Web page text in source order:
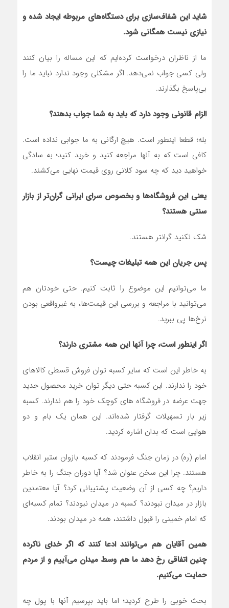
شاید این شفاف‌سازی برای دستگاه‌های مربوطه ایجاد شده و
نیازی نیست همگانی شود.
ما از ناظران درخواست کرده‌ایم که این مساله را بیان کنند
ولی کسی جواب نمی‌دهد. اگر مشکلی وجود ندارد نباید ما را
بی‌پاسخ بگذارند.
الزام قانونی وجود دارد که باید به شما جواب بدهند؟
بله؛ قطعا اینطور است. هیچ ارگانی به ما جوابی نداده است.
کافی است که به آنها مراجعه کنید و خرید کنید؛ به سادگی
خواهید دید که چه سود کلانی روی قیمت نهایی می‌کشند.
یعنی این فروشگاه‌ها و بخصوص سرای ایرانی گران‌تر از بازار
سنتی هستند؟
شک نکنید گرانتر هستند.
پس جریان این همه تبلیغات چیست؟
ما می‌توانیم این موضوع را ثابت کنیم. حتی خودتان هم
می‌توانید با مراجعه و بررسی این قیمت‌ها، به غیرواقعی بودن
نرخ‌ها پی ببرید.
اگر اینطور است، چرا آنها این همه مشتری دارند؟
به خاطر این است که سایر کسبه توان فروش قسطی کالاهای
خود را ندارند. این کسبه حتی دیگر توان خرید محصول جدید
جهت عرضه در فروشگاه های کوچک خود را هم ندارند. کسبه
زیر بار تسهیلات گرفتار شده‌اند. این همان یک بام و دو
هوایی است که بدان اشاره کردید.
امام (ره) در زمان جنگ فرمودند که کسبه بازوان ستبر انقلاب
هستند. چرا این سخن عنوان شد؟ آیا دوران جنگ را به خاطر
داریم؟ چه کسی از آن وضعیت پشتیبانی کرد؟ آیا معتمدین
بازار در میدان نبودند؟ کسبه در میدان نبودند؟ تمام کسبه‌ای
که امام خمینی را قبول داشتند، همه در میدان بودند.
همین آقایان هم می‌توانند ادعا کنند که اگر خدای ناکرده
چنین اتفاقی رخ دهد ما هم وسط میدان می‌آییم و از مردم
حمایت می‌کنیم.
بحث خوبی را طرح کردید؛ اما باید بپرسیم آنها با پول چه